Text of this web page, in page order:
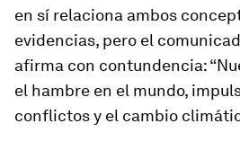
en sí relaciona ambos
evidencias, pero el
afirma con contundencia:
el hambre en el mundo,
conflictos y el cambio